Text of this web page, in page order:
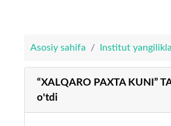
Asosiy sahifa Institut
“XALQARO PAXTA KUNI”
o'tdi